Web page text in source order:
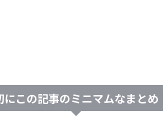
にこの記事のミニマムなまとめ